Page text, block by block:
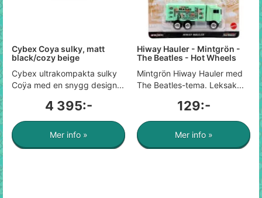
Cybex Coya sulky, matt
black/cozy beige
Cybex ultrakompakta sulky
Coÿa med en snygg design...
4 395:-
Mer info »
Hiway Hauler - Mintgrön -
The Beatles - Hot Wheels
Mintgrön Hiway Hauler med
The Beatles-tema. Leksak...
129:-
Mer info »